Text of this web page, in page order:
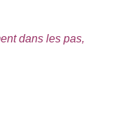
dans les pas,